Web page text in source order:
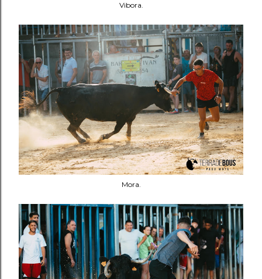
Vibora.
Mora.